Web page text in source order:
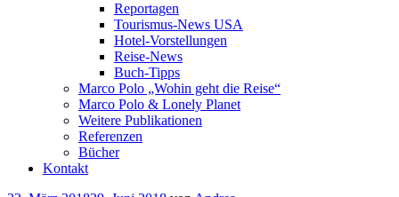
Reportagen
Tourismus-News USA
Hotel-Vorstellungen
Reise-News
Buch-Tipps
Marco Polo „Wohin geht die Reise“
Marco Polo & Lonely Planet
Weitere Publikationen
Referenzen
Bücher
Kontakt